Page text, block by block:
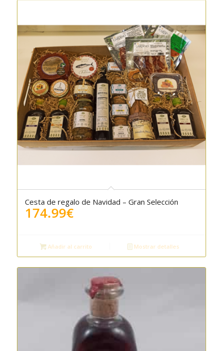
Cesta de regalo de Navidad – Gran Selección
174.99€
Añadir al carrito Mostrar detalles